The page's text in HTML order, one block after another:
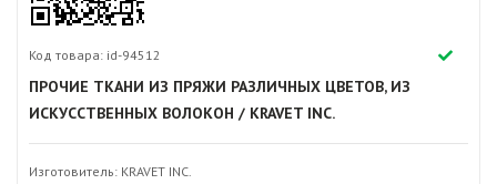
Код товара: id-94512
ПРОЧИЕ ТКАНИ ИЗ ПРЯЖИ РАЗЛИЧНЫХ ЦВЕТОВ, ИЗ
ИСКУССТВЕННЫХ ВОЛОКОН / KRAVET INC.
Изготовитель: KRAVET INC.